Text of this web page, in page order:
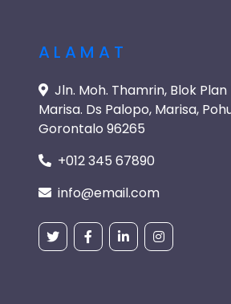
ALAMAT
Jln. Moh. Thamrin, Blok
Marisa. Ds Palopo, Marisa,
Gorontalo 96265
+012 345 67890
info@email.com